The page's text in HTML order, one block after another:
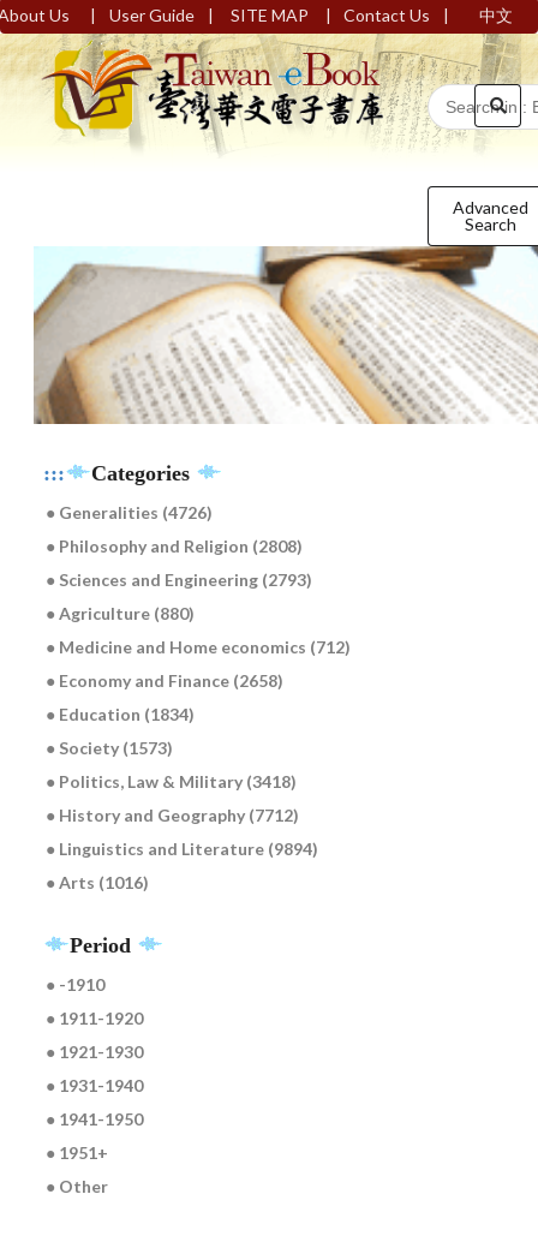
Us | User Guide | SITE MAP | Contact Us | 中文
Advanced
Search
::: Categories
● Generalities (4726)
● Philosophy and Religion (2808)
● Sciences and Engineering (2793)
● Agriculture (880)
● Medicine and Home economics (712)
● Economy and Finance (2658)
● Education (1834)
● Society (1573)
● Politics, Law & Military (3418)
● History and Geography (7712)
● Linguistics and Literature (9894)
● Arts (1016)
Period
● -1910
● 1911-1920
● 1921-1930
● 1931-1940
● 1941-1950
● 1951+
● Other